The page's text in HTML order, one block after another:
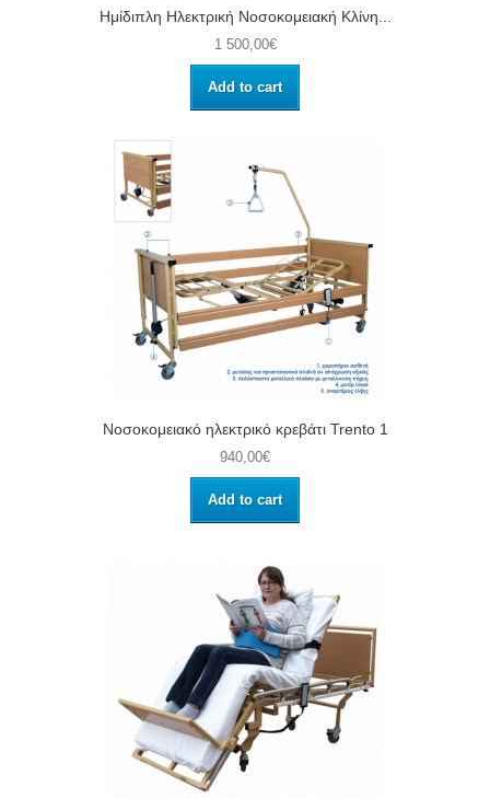
Ημίδιπλη Ηλεκτρική Νοσοκομειακή Κλίνη...
1 500,00€
Add to cart
Νοσοκομειακό ηλεκτρικό κρεβάτι Trento 1
940,00€
Add to cart